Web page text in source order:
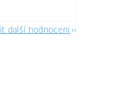
další hodnocení